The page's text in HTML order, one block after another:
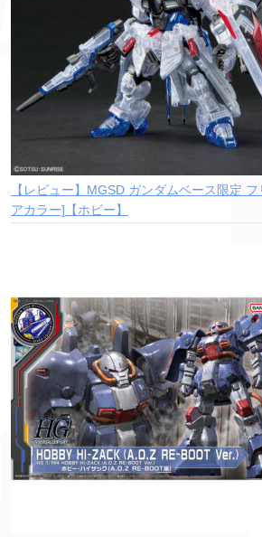
【レビュー】MGSD ガンダムベース限定
アカラー]【ホビー】